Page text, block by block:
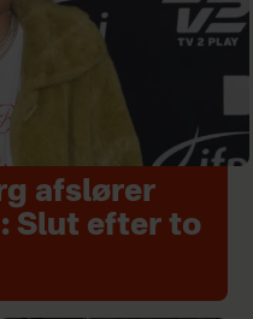
afslører
Slut efter to